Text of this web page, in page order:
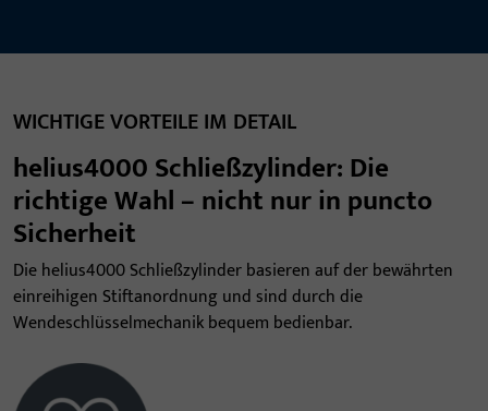
WICHTIGE VORTEILE IM DETAIL
helius4000 Schließzylinder: Die
richtige Wahl – nicht nur in puncto
Sicherheit
Die helius4000 Schließzylinder basieren auf der bewährten
einreihigen Stiftanordnung und sind durch die
Wendeschlüsselmechanik bequem bedienbar.